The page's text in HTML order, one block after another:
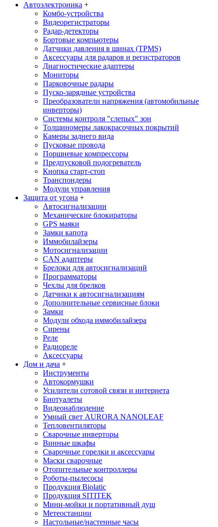
Автоэлектроника +
Комбо-устройства
Видеорегистраторы
Радар-детекторы
Бортовые компьютеры
Датчики давления в шинах (TPMS)
Аксессуары для радаров и регистраторов
Диагностические адаптеры
Мониторы
Парковочные радары
Пуско-зарядные устройства
Преобразователи напряжения (автомобильные
инверторы)
Системы контроля "слепых" зон
Толщиномеры лакокрасочных покрытий
Камеры заднего вида
Пусковые провода
Поршневые компрессоры
Предпусковой подогреватель
Кнопка старт-стоп
Транспондеры
Модули управления
Защита от угона +
Автосигнализации
Механические блoкираторы
GPS маяки
Замки капота
Иммобилайзеры
Мотосигнализации
CAN адаптеры
Брелоки для автосигнализаций
Программаторы
Чехлы для брелков
Датчики к автосигнализациям
Дополнительные сервисные блоки
Замки
Модули обхода иммобилайзера
Сирены
Реле
Радиореле
Аксессуары
Дом и дача +
Инструменты
Автокормушки
Усилители сотовой связи и интернета
Биотуалеты
Видеонаблюдение
Умный свет AURORA NANOLEAF
Тепловентиляторы
Сварочные инверторы
Винные шкафы
Сварочные горелки и аксессуары
Маски сварочные
Отопительные контроллеры
Роботы-пылесосы
Продукция Biolatic
Продукция SITITEK
Мини-мойки и портативный душ
Метеостанции
Настольные/настенные часы